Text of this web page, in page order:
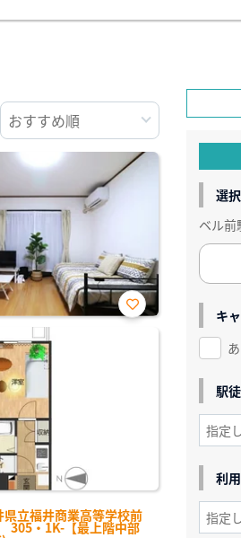
立福井商業高等学校前
305・1K-【最上階中部
お気
選
ベル前
キ
駅
利